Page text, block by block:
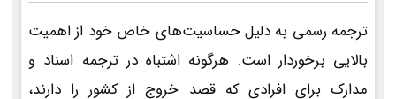
ترجمه رسمی به دلیل حساسیت‌های خاص خود از اهمیت
بالایی برخوردار است. هرگونه اشتباه در ترجمه اسناد و
مدارک برای افرادی که قصد خروج از کشور را دارند،